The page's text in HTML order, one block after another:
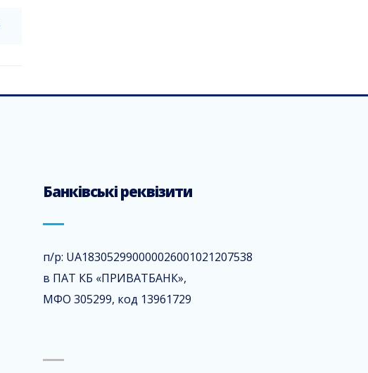
Банківські реквізити
п/р: UA183052990000026001021207538
в ПАТ КБ «ПРИВАТБАНК»,
МФО 305299, код 13961729